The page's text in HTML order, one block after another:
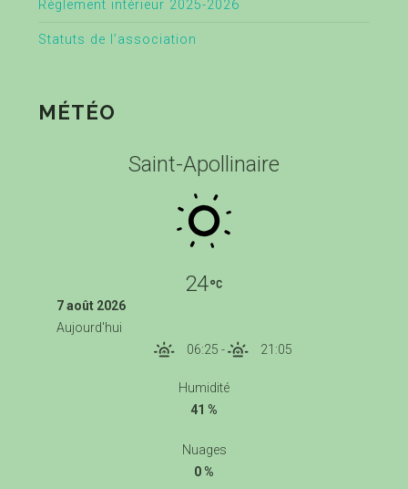
Règlement intérieur 2025-2026
Statuts de l’association
MÉTÉO
Saint-Apollinaire
24
7 août 2026
Aujourd'hui
06:25 - 21:05
Humidité
41 %
Nuages
0 %